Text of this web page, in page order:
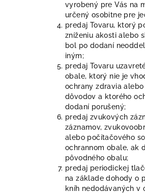
vyrobený pre Vás na
určený osobitne pre
predaj Tovaru, ktorý
zníženiu akosti alebo
bol po dodaní
iným;
predaj Tovaru
obale, ktorý nie je
ochrany zdravia
dôvodov a ktorého
dodaní porušený;
predaj zvukových
záznamov,
alebo počítačového
ochrannom obale, ak
pôvodného obalu;
predaj periodickej
na základe dohody o
kníh nedodávaných v